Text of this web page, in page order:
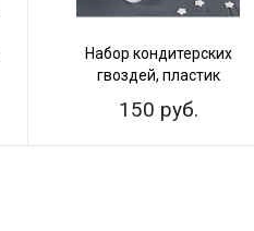
Набор кондитерских
гвоздей, пластик
150 руб.